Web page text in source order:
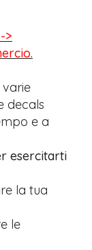
>
decals
e a
esercitarti
la tua
le